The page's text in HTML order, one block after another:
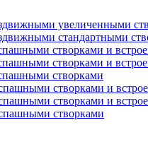
увеличенными
стандартными
створками и
створками и
створками
створками и
створками и
створками